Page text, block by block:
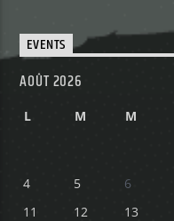
EVENTS
AOÛT 2026
L M M
4
5 6
11
12 13